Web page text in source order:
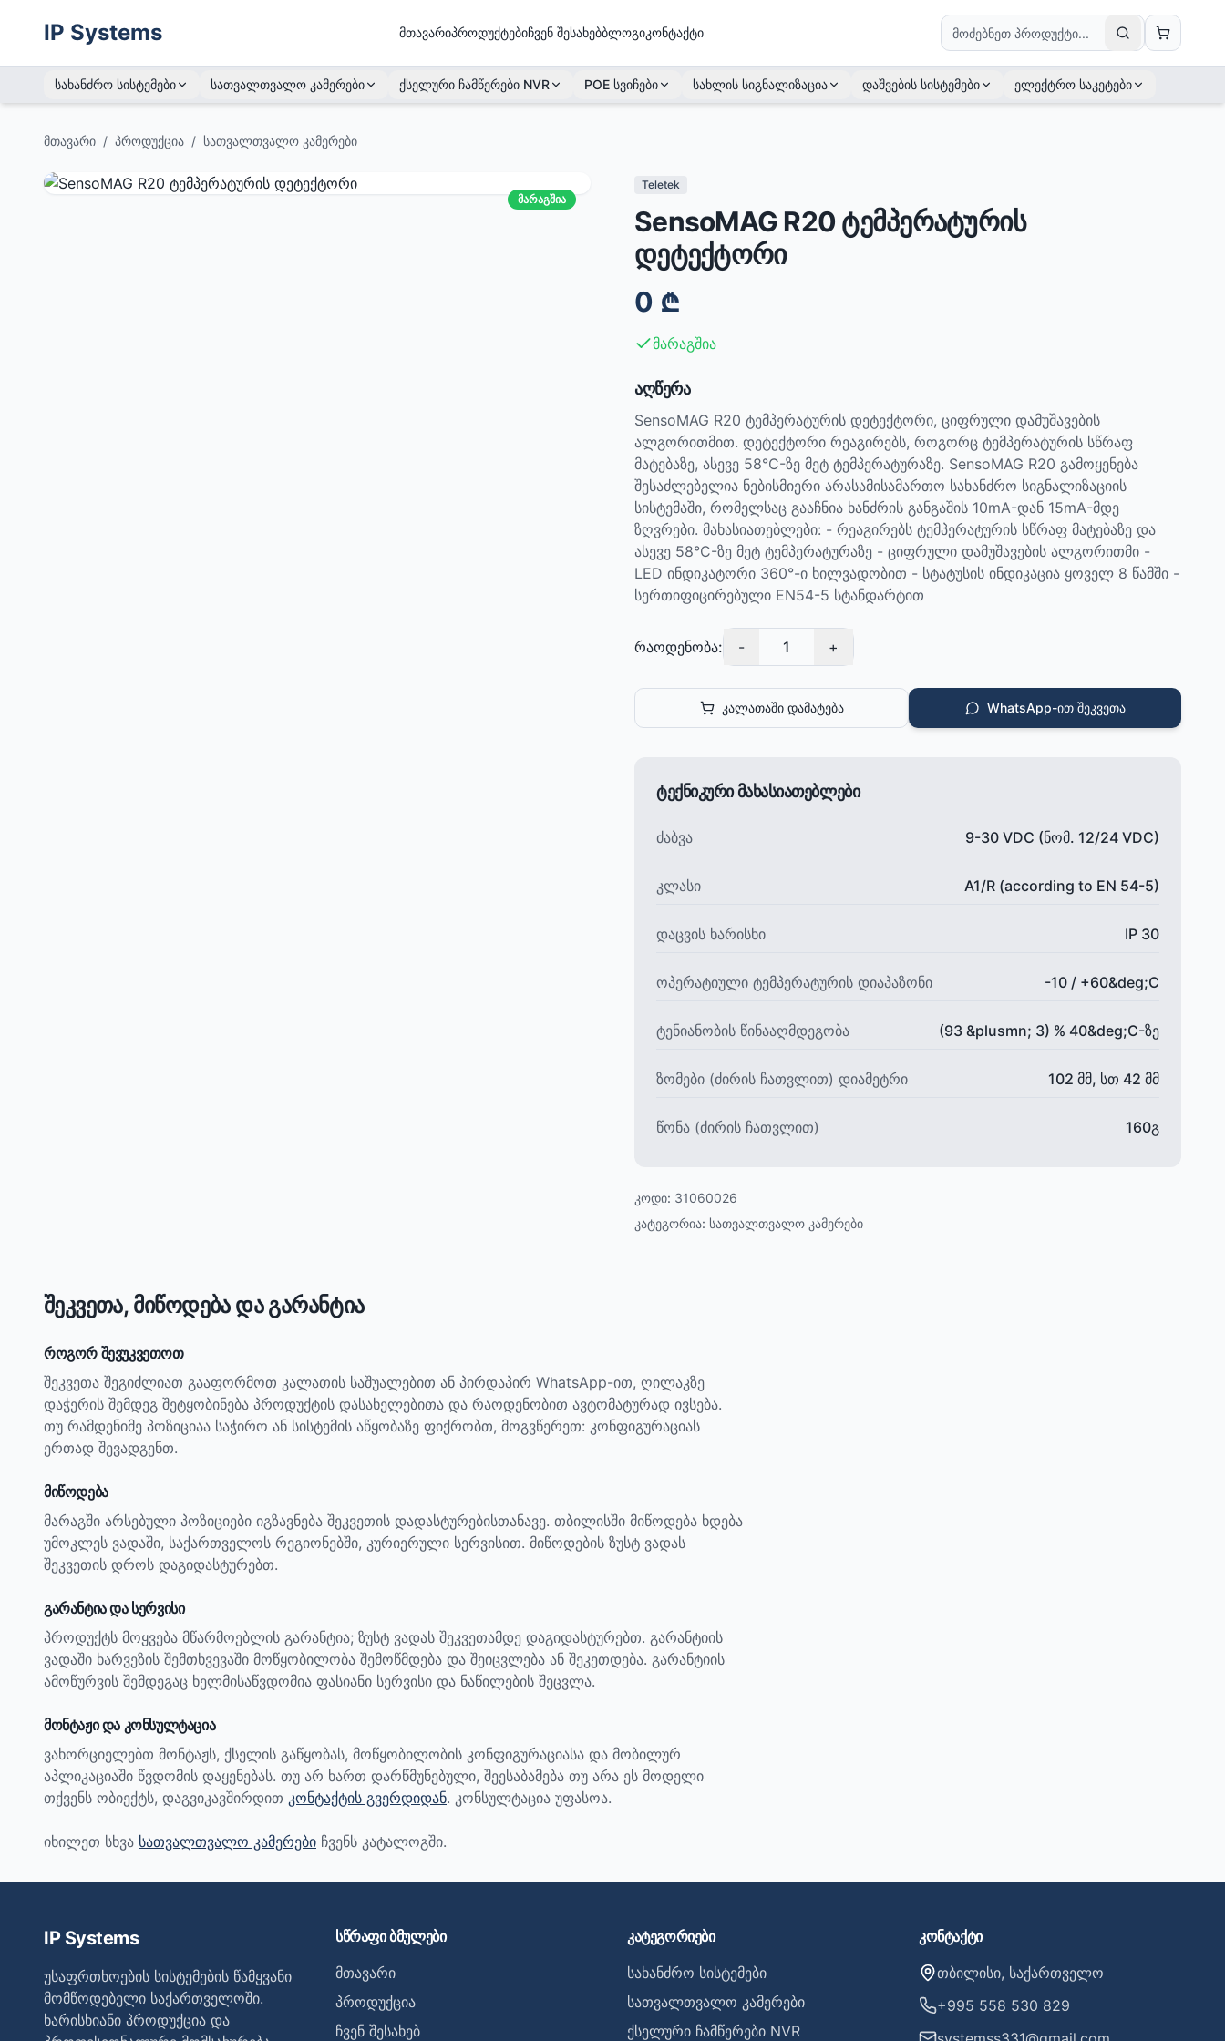
IP Systems მთავარიპროდუქტებიჩვენ შესახებბლოგიკონტაქტი
სახანძრო სისტემები სათვალთვალო კამერები ქსელური ჩამწერები NVR POE სვიჩები სახლის სიგნალიზაცია დაშვების სისტემები ელექტრო საკეტები
მთავარი / პროდუქცია / სათვალთვალო კამერები
მარაგშია
Teletek
SensoMAG R20 ტემპერატურის
დეტექტორი
0 ₾
მარაგშია
აღწერა
SensoMAG R20 ტემპერატურის დეტექტორი, ციფრული დამუშავების
ალგორითმით. დეტექტორი რეაგირებს, როგორც ტემპერატურის სწრაფ
მატებაზე, ასევე 58°C-ზე მეტ ტემპერატურაზე. SensoMAG R20 გამოყენება
შესაძლებელია ნებისმიერი არასამისამართო სახანძრო სიგნალიზაციის
სისტემაში, რომელსაც გააჩნია ხანძრის განგაშის 10mA-დან 15mA-მდე
ზღვრები. მახასიათებლები: - რეაგირებს ტემპერატურის სწრაფ მატებაზე და
ასევე 58°C-ზე მეტ ტემპერატურაზე - ციფრული დამუშავების ალგორითმი -
LED ინდიკატორი 360°-ი ხილვადობით - სტატუსის ინდიკაცია ყოველ 8 წამში -
სერთიფიცირებული EN54-5 სტანდარტით
რაოდენობა: - 1 +
კალათაში დამატება WhatsApp-ით შეკვეთა
ტექნიკური მახასიათებლები
ძაბვა 9-30 VDC (ნომ. 12/24 VDC)
კლასი A1/R (according to EN 54-5)
დაცვის ხარისხი IP 30
ოპერატიული ტემპერატურის დიაპაზონი -10 / +60&deg;С
ტენიანობის წინააღმდეგობა (93 &plusmn; 3) % 40&deg;С-ზე
ზომები (ძირის ჩათვლით) დიამეტრი 102 მმ, სთ 42 მმ
წონა (ძირის ჩათვლით) 160გ
კოდი: 31060026
კატეგორია: სათვალთვალო კამერები
შეკვეთა, მიწოდება და გარანტია
როგორ შევუკვეთოთ
შეკვეთა შეგიძლიათ გააფორმოთ კალათის საშუალებით ან პირდაპირ WhatsApp-ით, ღილაკზე
დაჭერის შემდეგ შეტყობინება პროდუქტის დასახელებითა და რაოდენობით ავტომატურად ივსება.
თუ რამდენიმე პოზიციაა საჭირო ან სისტემის აწყობაზე ფიქრობთ, მოგვწერეთ: კონფიგურაციას
ერთად შევადგენთ.
მიწოდება
მარაგში არსებული პოზიციები იგზავნება შეკვეთის დადასტურებისთანავე. თბილისში მიწოდება ხდება
უმოკლეს ვადაში, საქართველოს რეგიონებში, კურიერული სერვისით. მიწოდების ზუსტ ვადას
შეკვეთის დროს დაგიდასტურებთ.
გარანტია და სერვისი
პროდუქტს მოყვება მწარმოებლის გარანტია; ზუსტ ვადას შეკვეთამდე დაგიდასტურებთ. გარანტიის
ვადაში ხარვეზის შემთხვევაში მოწყობილობა შემოწმდება და შეიცვლება ან შეკეთდება. გარანტიის
ამოწურვის შემდეგაც ხელმისაწვდომია ფასიანი სერვისი და ნაწილების შეცვლა.
მონტაჟი და კონსულტაცია
ვახორციელებთ მონტაჟს, ქსელის გაწყობას, მოწყობილობის კონფიგურაციასა და მობილურ
აპლიკაციაში წვდომის დაყენებას. თუ არ ხართ დარწმუნებული, შეესაბამება თუ არა ეს მოდელი
თქვენს ობიექტს, დაგვიკავშირდით კონტაქტის გვერდიდან. კონსულტაცია უფასოა.
იხილეთ სხვა სათვალთვალო კამერები ჩვენს კატალოგში.
IP Systems
უსაფრთხოების სისტემების წამყვანი
მომწოდებელი საქართველოში.
ხარისხიანი პროდუქცია და
სწრაფი ბმულები
მთავარი
პროდუქცია
ჩვენ შესახებ
კატეგორიები
სახანძრო სისტემები
სათვალთვალო კამერები
ქსელური ჩამწერები NVR
კონტაქტი
თბილისი, საქართველო
+995 558 530 829